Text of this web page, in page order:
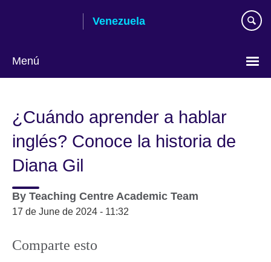
Venezuela
Menú
idioma
¿Cuándo aprender a hablar
inglés? Conoce la historia de
Diana Gil
By Teaching Centre Academic Team
17 de June de 2024 - 11:32
Comparte esto